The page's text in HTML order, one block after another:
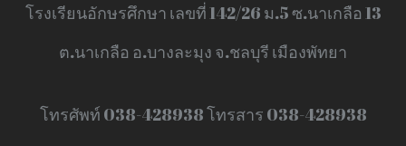
โรงเรียนอักษรศึกษา เลขที่ 142/26 ม.5 ซ.นาเกลือ 13
ต.นาเกลือ อ.บางละมุง จ.ชลบุรี เมืองพัทยา
โทรศัพท์ 038-428938 โทรสาร 038-428938